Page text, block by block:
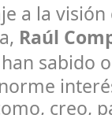
a la visión
Raúl
sabido
creo,